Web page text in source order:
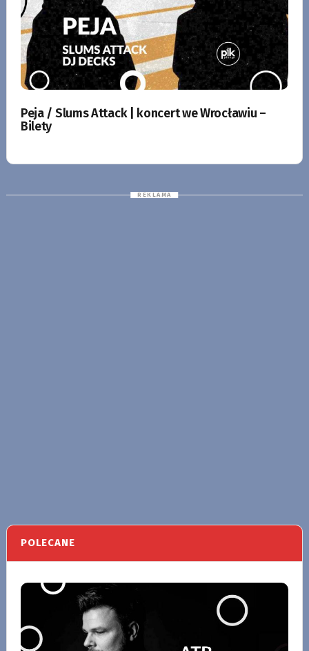
Peja / Slums Attack | koncert we Wrocławiu –
Bilety
POLECANE